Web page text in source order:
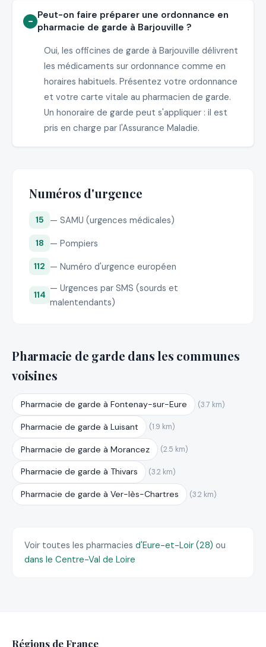
Peut-on faire préparer une ordonnance en
pharmacie de garde à Barjouville ?
Oui, les officines de garde à Barjouville délivrent
les médicaments sur ordonnance comme en
horaires habituels. Présentez votre ordonnance
et votre carte vitale au pharmacien de garde.
Un honoraire de garde peut s'appliquer : il est
pris en charge par l'Assurance Maladie.
Numéros d'urgence
15 — SAMU (urgences médicales)
18 — Pompiers
112 — Numéro d'urgence européen
114
— Urgences par SMS (sourds et
malentendants)
Pharmacie de garde dans les communes
voisines
Pharmacie de garde à Fontenay-sur-Eure (3.7 km)
Pharmacie de garde à Luisant (1.9 km)
Pharmacie de garde à Morancez (2.5 km)
Pharmacie de garde à Thivars (3.2 km)
Pharmacie de garde à Ver-lès-Chartres (3.2 km)
Voir toutes les pharmacies d'Eure-et-Loir (28) ou
dans le Centre-Val de Loire
Régions de France